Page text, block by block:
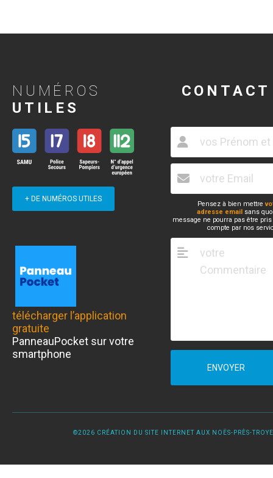
NUMÉROS
UTILES
+ DE NUMÉROS UTILES
télécharger l’application
gratuite
PanneauPocket sur votre
smartphone
CONTACT
Pensez à bien mettre
adresse email sans
message ne pourra pas être
compte par nos
ENVOYER
©2026 CRÉATION DU SITE INTERNET AUX NOËS-PRÈS-